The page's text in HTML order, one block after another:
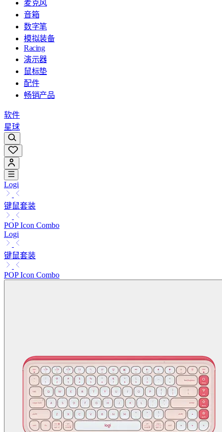
麦克风
音箱
数字笔
模拟装备
Racing
演示器
鼠标垫
配件
畅销产品
软件
星球
Logi
键鼠套装
POP Icon Combo
Logi
键鼠套装
POP Icon Combo